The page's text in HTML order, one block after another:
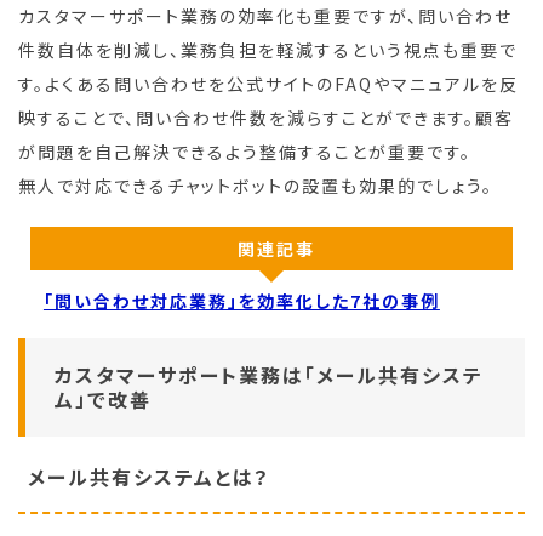
カスタマーサポート業務の効率化も重要ですが、問い合わせ
件数自体を削減し、業務負担を軽減するという視点も重要で
す。よくある問い合わせを公式サイトのFAQやマニュアルを反
映することで、問い合わせ件数を減らすことができます。顧客
が問題を自己解決できるよう整備することが重要です。
無人で対応できるチャットボットの設置も効果的でしょう。
関連記事
「問い合わせ対応業務」を効率化した7社の事例
カスタマーサポート業務は「メール共有システ
ム」で改善
メール共有システムとは？